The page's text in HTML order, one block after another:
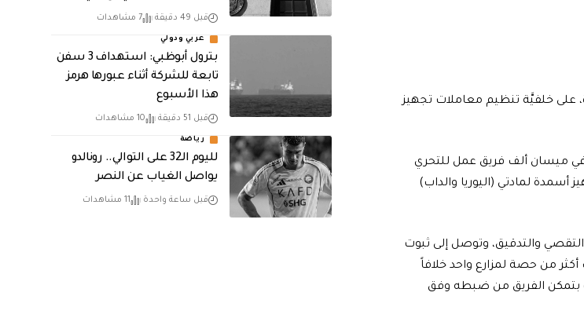
على خلفيَّة تنظيم معاملات تجهيز
في ميسان ألف فريق عمل للتحري
لمادتي (اليوريا والداب)
والتدقيق، وتوصل إلى ثبوت
من حصة لمزارع واحد خلافاً
بتمكن الفريق من ضبطه وفق
قبل 49 دقيقة 7 مشاهدات
عربي ودولي
بترول أبوظبي: استهداف 3 سفن
تابعة للشركة أثناء عبورها هرمز
هذا الأسبوع
قبل 51 دقيقة 10 مشاهدات
رياضة
لليوم الـ32 على التوالي.. رونالدو
يواصل الغياب عن النصر
قبل ساعة واحدة 11 مشاهدات